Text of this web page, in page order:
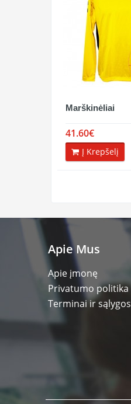
Marškinėliai
41.60€
Į Krepšelį
Apie Mus
Apie įmonę
Privatumo politika
Terminai ir sąlygos